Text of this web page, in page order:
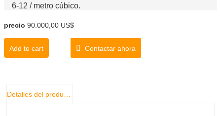
6-12 / metro cúbico.
precio 90.000,00 US$
Add to cart Contactar ahora
Detalles del producto